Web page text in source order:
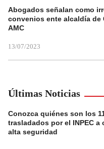
Abogados señalan como
convenios ente alcaldía de
AMC
13/07/2023
Últimas Noticias
Conozca quiénes son los
trasladados por el INPEC a
alta seguridad